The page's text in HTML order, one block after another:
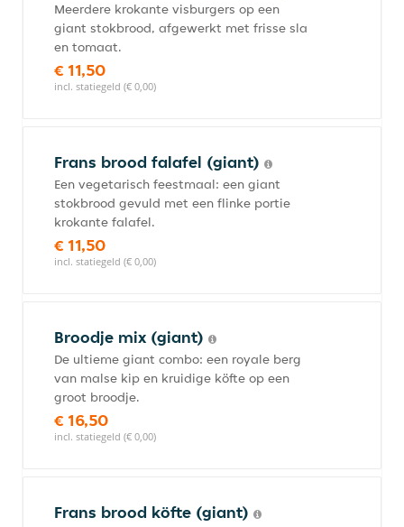
Meerdere krokante visburgers op een
giant stokbrood, afgewerkt met frisse sla
en tomaat.
€ 11,50
incl. statiegeld (€ 0,00)
Frans brood falafel (giant)
Een vegetarisch feestmaal: een giant
stokbrood gevuld met een flinke portie
krokante falafel.
€ 11,50
incl. statiegeld (€ 0,00)
Broodje mix (giant)
De ultieme giant combo: een royale berg
van malse kip en kruidige köfte op een
groot broodje.
€ 16,50
incl. statiegeld (€ 0,00)
Frans brood köfte (giant)